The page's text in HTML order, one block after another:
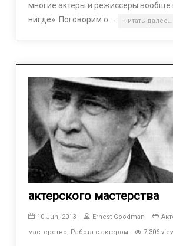
многие актеры и режиссеры вообще
нигде». Поговорим о …
Читать далее…
актерского мастерства
10 Jun, 2013 Ernest Goodman
мастерство, Работа с актером 7,306